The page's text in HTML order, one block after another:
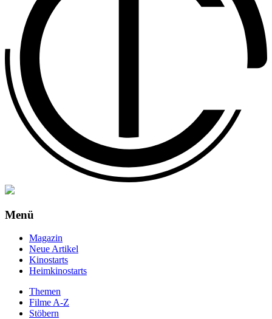
Menü
Magazin
Neue Artikel
Kinostarts
Heimkinostarts
Themen
Filme A-Z
Stöbern